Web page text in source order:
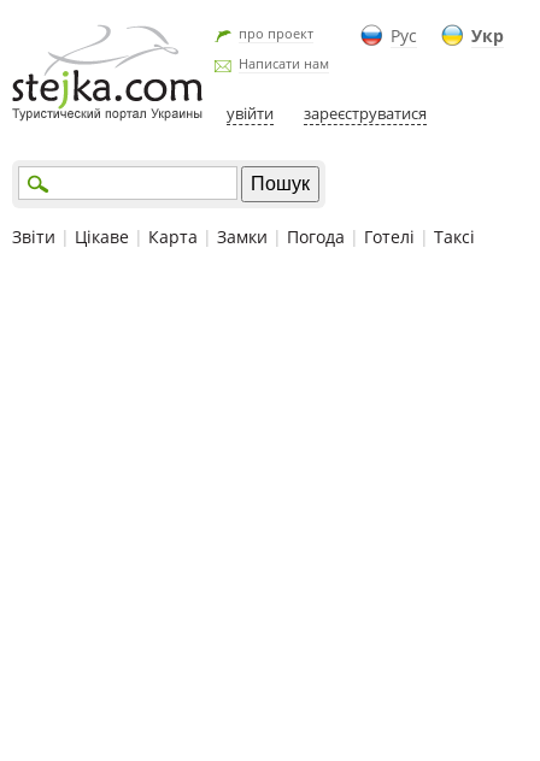
Рус Укр
про проект
Написати нам
увійти зареєструватися
Звіти | Цікаве | Карта | Замки | Погода | Готелі | Таксі